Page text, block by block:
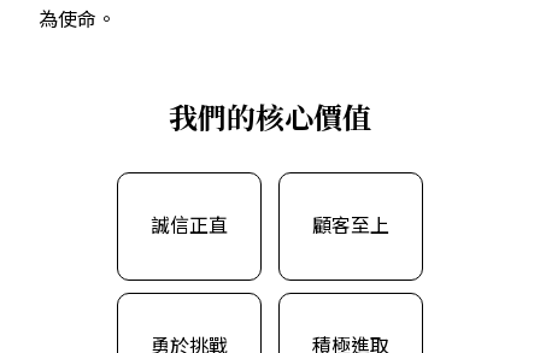
為使命。
我們的核心價值
誠信正直 顧客至上
勇於挑戰 積極進取